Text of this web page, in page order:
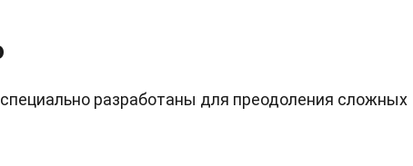
разработаны для преодоления сложных